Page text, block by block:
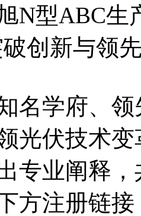
N型ABC生
创新与领
名学府、
光伏技术
专业阐释
方注册链